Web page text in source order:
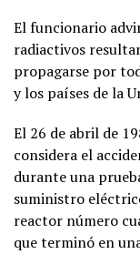
El funcionario
radiactivos
propagarse por
y los países de la
El 26 de abril de
considera el
durante una
suministro
reactor número
que terminó en